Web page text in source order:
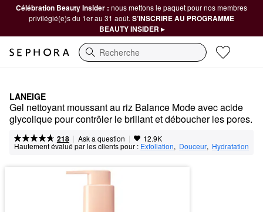
Célébration Beauty Insider : nous mettons le paquet pour nos membres
privilégié(e)s du 1er au 31 août. S’INSCRIRE AU PROGRAMME
BEAUTY INSIDER ▸
Recherche
LANEIGE
Gel nettoyant moussant au riz Balance Mode avec acide
glycolique pour contrôler le brillant et déboucher les pores.
218 | Ask a question | 12.9K
Hautement évalué par les clients pour : Exfoliation, Douceur, Hydratation